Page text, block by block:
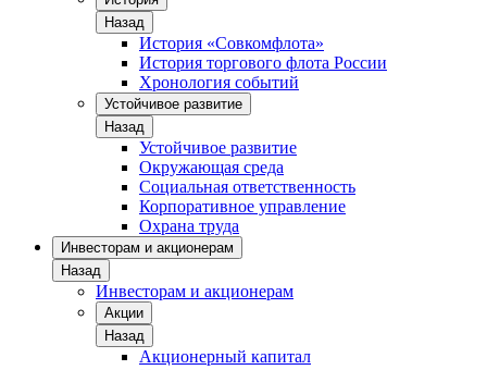
Назад
История «Совкомфлота»
История торгового флота России
Хронология событий
Устойчивое развитие
Назад
Устойчивое развитие
Окружающая среда
Социальная ответственность
Корпоративное управление
Охрана труда
Инвесторам и акционерам
Назад
Инвесторам и акционерам
Акции
Назад
Акционерный капитал